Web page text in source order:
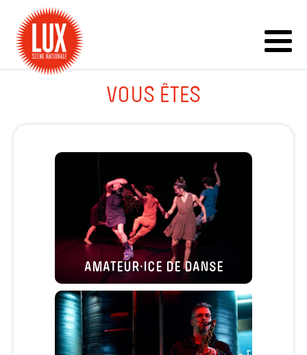
VOUS ÊTES
AMATEUR·ICE DE DANSE